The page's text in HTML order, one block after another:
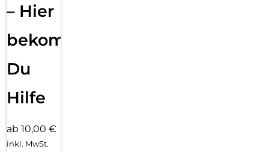
– Hier
bekommst
Du
Hilfe
ab 10,00 €
inkl. MwSt.